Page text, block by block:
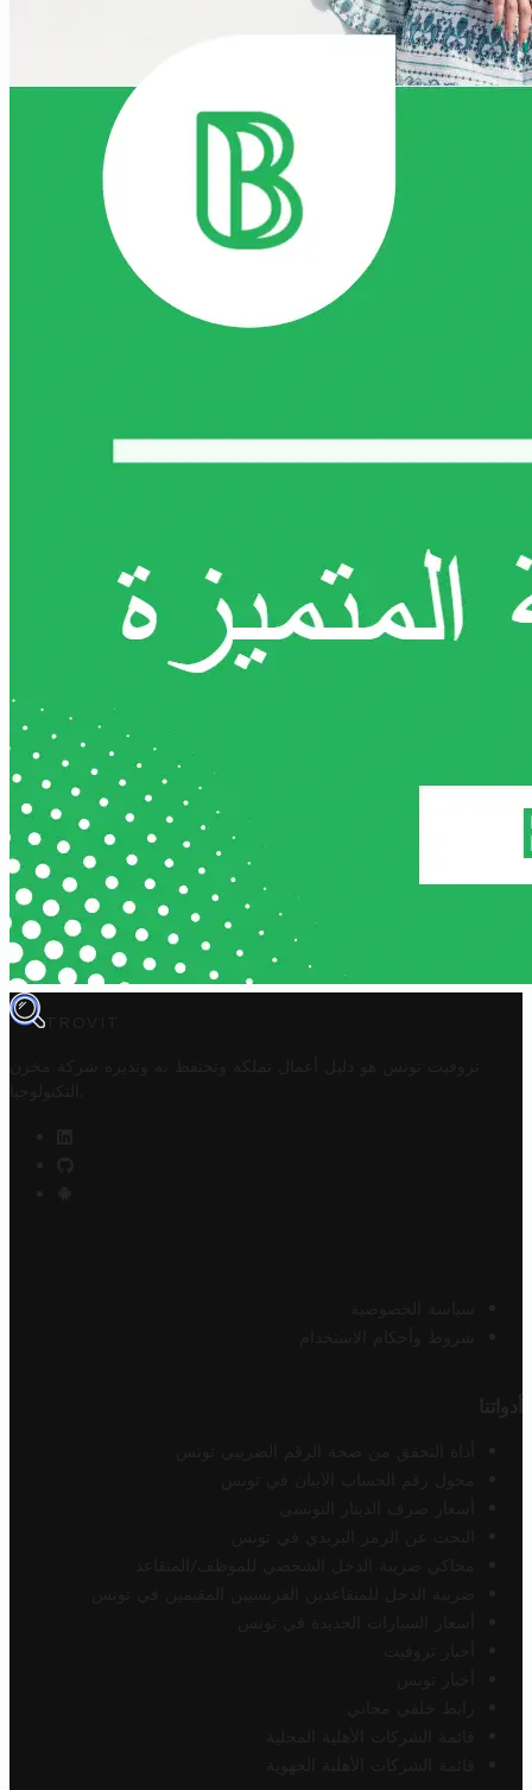
TROVIT
تروفيت تونس هو دليل أعمال تملكه وتحتفظ به وتديره
شركة مخزن
التكنولوجيا
سياسة الخصوصية
شروط وأحكام الاستخدام
أدواتنا
أداة التحقق من صحة الرقم الضريبي تونس
محول رقم الحساب الآيبان في تونس
أسعار صرف الدينار التونسي
البحث عن الرمز البريدي في تونس
محاكي ضريبة الدخل الشخصي للموظف/المتقاعد
ضريبة الدخل للمتقاعدين الفرنسيين المقيمين في تونس
أسعار السيارات الجديدة في تونس
أخبار تروفيت
أخبار تونس
رابط خلفي مجاني
قائمة الشركات الأهلية المحلية
قائمة الشركات الأهلية الجهوية